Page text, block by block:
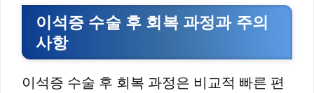
이석증 수술 후 회복 과정과 주의
사항
이석증 수술 후 회복 과정은 비교적 빠른 편